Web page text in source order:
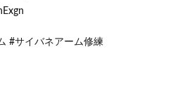
#サイバネアーム修練